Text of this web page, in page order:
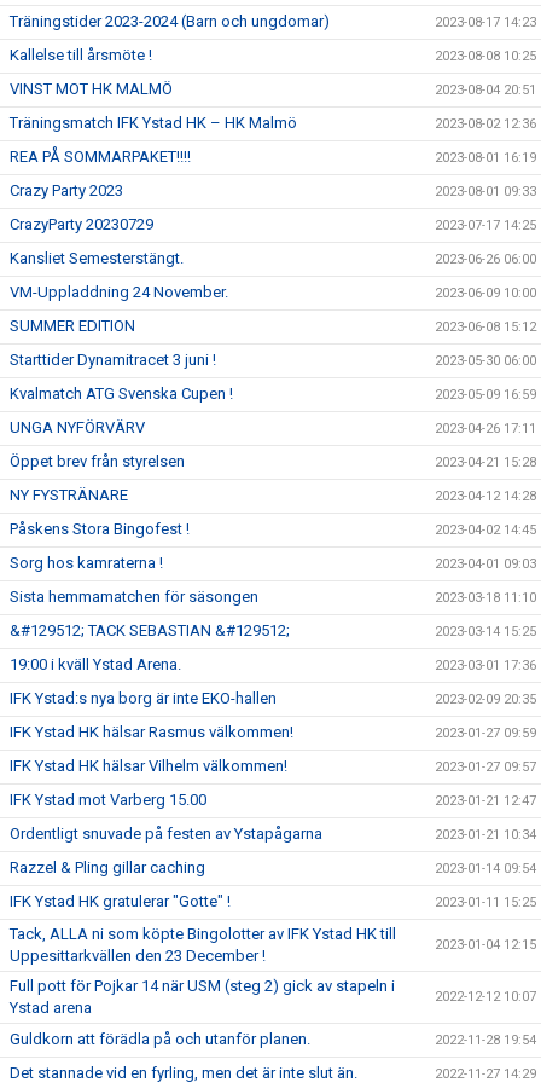
Träningstider 2023-2024 (Barn och ungdomar) 2023-08-17 14:23
Kallelse till årsmöte ! 2023-08-08 10:25
VINST MOT HK MALMÖ 2023-08-04 20:51
Träningsmatch IFK Ystad HK – HK Malmö 2023-08-02 12:36
REA PÅ SOMMARPAKET!!!! 2023-08-01 16:19
Crazy Party 2023 2023-08-01 09:33
CrazyParty 20230729 2023-07-17 14:25
Kansliet Semesterstängt. 2023-06-26 06:00
VM-Uppladdning 24 November. 2023-06-09 10:00
SUMMER EDITION 2023-06-08 15:12
Starttider Dynamitracet 3 juni ! 2023-05-30 06:00
Kvalmatch ATG Svenska Cupen ! 2023-05-09 16:59
UNGA NYFÖRVÄRV 2023-04-26 17:11
Öppet brev från styrelsen 2023-04-21 15:28
NY FYSTRÄNARE 2023-04-12 14:28
Påskens Stora Bingofest ! 2023-04-02 14:45
Sorg hos kamraterna ! 2023-04-01 09:03
Sista hemmamatchen för säsongen 2023-03-18 11:10
&#129512; TACK SEBASTIAN &#129512; 2023-03-14 15:25
19:00 i kväll Ystad Arena. 2023-03-01 17:36
IFK Ystad:s nya borg är inte EKO-hallen 2023-02-09 20:35
IFK Ystad HK hälsar Rasmus välkommen! 2023-01-27 09:59
IFK Ystad HK hälsar Vilhelm välkommen! 2023-01-27 09:57
IFK Ystad mot Varberg 15.00 2023-01-21 12:47
Ordentligt snuvade på festen av Ystapågarna 2023-01-21 10:34
Razzel & Pling gillar caching 2023-01-14 09:54
IFK Ystad HK gratulerar "Gotte" ! 2023-01-11 15:25
Tack, ALLA ni som köpte Bingolotter av IFK Ystad HK till
Uppesittarkvällen den 23 December !
2023-01-04 12:15
Full pott för Pojkar 14 när USM (steg 2) gick av stapeln i
Ystad arena
2022-12-12 10:07
Guldkorn att förädla på och utanför planen. 2022-11-28 19:54
Det stannade vid en fyrling, men det är inte slut än. 2022-11-27 14:29